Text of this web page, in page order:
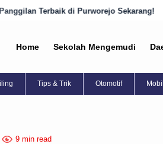
Purworejo Sekarang! 9 Bengkel
Home Sekolah Mengemudi
Tips & Trik Otomotif Mobil
9 min read